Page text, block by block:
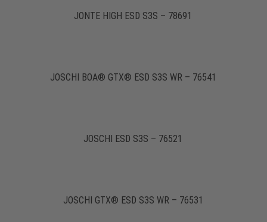
JONTE HIGH ESD S3S – 78691
JOSCHI BOA® GTX® ESD S3S WR – 76541
JOSCHI ESD S3S – 76521
JOSCHI GTX® ESD S3S WR – 76531